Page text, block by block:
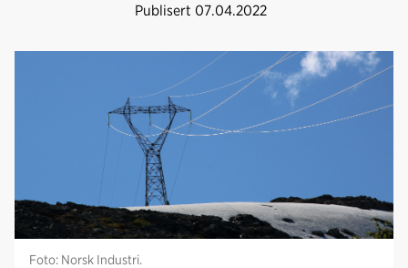
Publisert 07.04.2022
Foto: Norsk Industri.